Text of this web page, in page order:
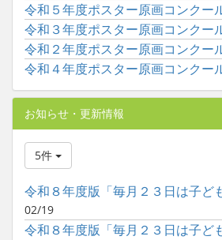
令和５年度ポスター原画コンクー
令和３年度ポスター原画コンクー
令和２年度ポスター原画コンクー
令和４年度ポスター原画コンクー
お知らせ・更新情報
5件
02/19